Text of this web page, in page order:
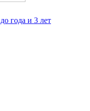
года и 3 лет